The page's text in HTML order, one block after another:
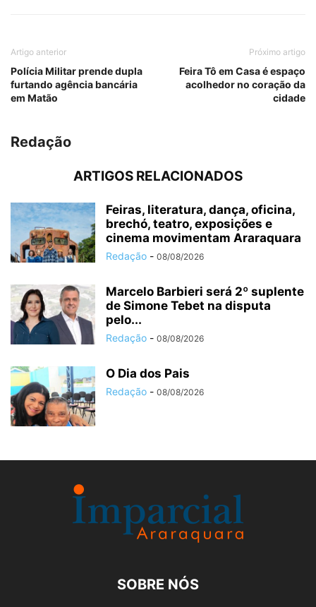
Artigo anterior
Polícia Militar prende dupla
furtando agência bancária
em Matão
Próximo artigo
Feira Tô em Casa é espaço
acolhedor no coração da
cidade
Redação
ARTIGOS RELACIONADOS
Feiras, literatura, dança, oficina,
brechó, teatro, exposições e
cinema movimentam Araraquara
Redação - 08/08/2026
Marcelo Barbieri será 2º suplente
de Simone Tebet na disputa
pelo...
Redação - 08/08/2026
O Dia dos Pais
Redação - 08/08/2026
SOBRE NÓS